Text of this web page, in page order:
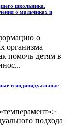
школьника.
о мальчиках и
о
организма
помочь детям в
и индивидуальные
подхода